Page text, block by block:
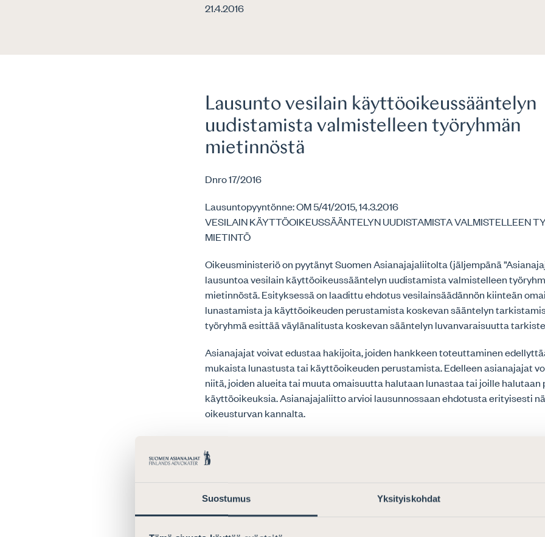
Suostumus Yksityiskohdat
21.4.2016
Lausunto vesilain käyttöoikeussääntelyn
uudistamista valmistelleen työryhmän
mietinnöstä
Dnro 17/2016
Lausuntopyyntönne: OM 5/41/2015, 14.3.2016
VESILAIN KÄYTTÖOIKEUSSÄÄNTELYN UUDISTAMISTA VALMISTELLEEN
MIETINTÖ
Oikeusministeriö on pyytänyt Suomen Asianajajaliitolta (jäljempänä
lausuntoa vesilain käyttöoikeussääntelyn uudistamista valmistelleen
mietinnöstä. Esityksessä on laadittu ehdotus vesilainsäädännön kiinteän
lunastamista ja käyttöoikeuden perustamista koskevan sääntelyn
työryhmä esittää väylänalitusta koskevan sääntelyn luvanvaraisuutta
Asianajajat voivat edustaa hakijoita, joiden hankkeen toteuttaminen
mukaista lunastusta tai käyttöoikeuden perustamista. Edelleen asianajajat
niitä, joiden alueita tai muuta omaisuutta halutaan lunastaa tai joille halutaan
käyttöoikeuksia. Asianajajaliitto arvioi lausunnossaan ehdotusta erityisesti
oikeusturvan kannalta.
tehtävänannon. Esitetyt lainmuutokset ovat yleisesti ottaen asianmukaisia ja
asianosaisten kuulemiseen, valitusoikeuteen ja valvonta-asioiden
säännökset – ovat asianosaisten oikeusturvan kannalta riittäviä.